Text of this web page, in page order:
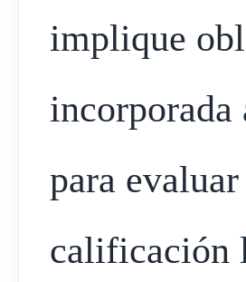
implique
incorporada
para
calificación